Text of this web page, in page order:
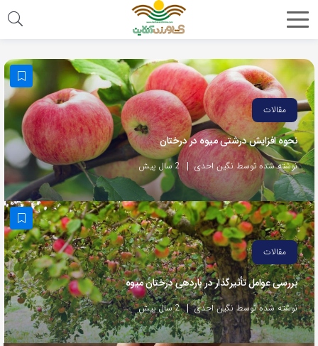
مقالات
نحوه افزایش درشتی میوه در درختان
نوشته شده توسط نگین احدی 2 سال پیش
مقالات
بررسی عوامل تأثیرگذار در باردهی درختان میوه
نوشته شده توسط نگین احدی 2 سال پیش